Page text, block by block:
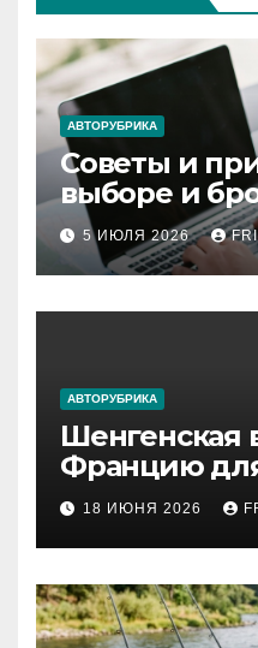
АВТОРУБРИКА
Советы и
выборе и
авиабилетов
5 ИЮЛЯ 2026
АВТОРУБРИКА
Шенгенская
Францию
2026 году:
и список
документов
18 ИЮНЯ 2026